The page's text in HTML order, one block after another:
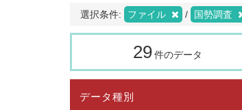
選択条件: ファイル 国勢調査
29件のデータ
データ種別